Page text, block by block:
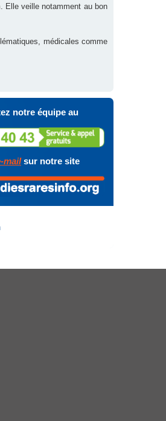
Elle veille notamment au bon
médicales comme
notre équipe au
mailsur notre site